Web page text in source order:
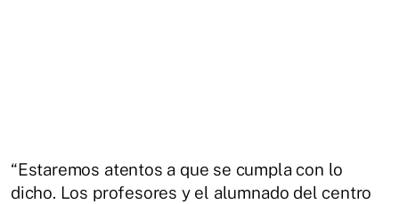
“Estaremos atentos a que se cumpla con lo
dicho. Los profesores y el alumnado del centro